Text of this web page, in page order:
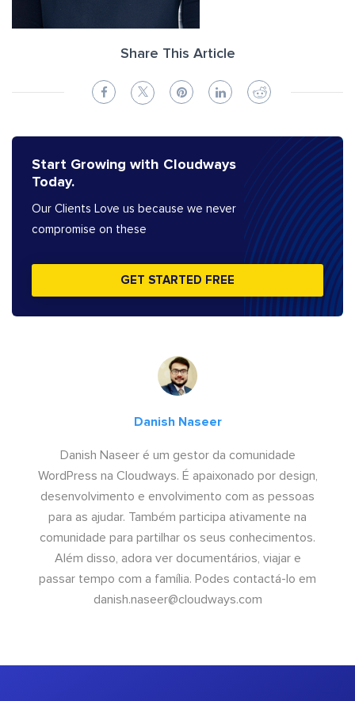
Share This Article
Start Growing with Cloudways
Today.
Our Clients Love us because we never
compromise on these
GET STARTED FREE
Danish Naseer
Danish Naseer é um gestor da comunidade
WordPress na Cloudways. É apaixonado por design,
desenvolvimento e envolvimento com as pessoas
para as ajudar. Também participa ativamente na
comunidade para partilhar os seus conhecimentos.
Além disso, adora ver documentários, viajar e
passar tempo com a família. Podes contactá-lo em
danish.naseer@cloudways.com